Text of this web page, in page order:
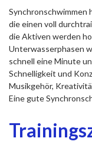
Synchronschwimmen
die einen voll
die Aktiven werden
Unterwasserphasen
schnell eine Minute
Schnelligkeit und
Musikgehör,
Eine gute